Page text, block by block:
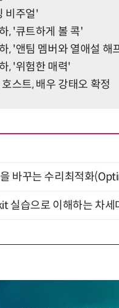
비주얼'
, '큐트하게 볼 콕'
, '앤팀 멤버와 열애설 해
, '위험한 매력'
스트, 배우 강태오 확정
을 바꾸는 수리최적화
실습으로 이해하는 차